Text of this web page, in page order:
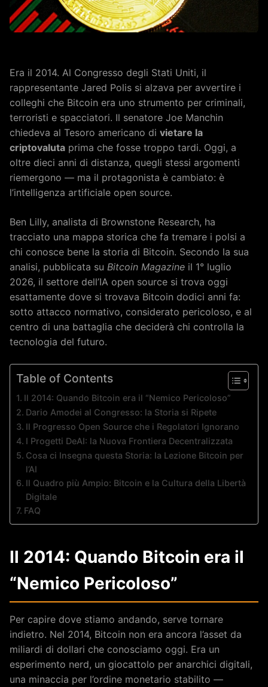
Era il 2014. Al Congresso degli Stati Uniti, il
rappresentante Jared Polis si alzava per avvertire i
colleghi che Bitcoin era uno strumento per criminali,
terroristi e spacciatori. Il senatore Joe Manchin
chiedeva al Tesoro americano di vietare la
criptovaluta prima che fosse troppo tardi. Oggi, a
oltre dieci anni di distanza, quegli stessi argomenti
riemergono — ma il protagonista è cambiato: è
l’intelligenza artificiale open source.
Ben Lilly, analista di Brownstone Research, ha
tracciato una mappa storica che fa tremare i polsi a
chi conosce bene la storia di Bitcoin. Secondo la sua
analisi, pubblicata su Bitcoin Magazine il 1° luglio
2026, il settore dell’IA open source si trova oggi
esattamente dove si trovava Bitcoin dodici anni fa:
sotto attacco normativo, considerato pericoloso, e al
centro di una battaglia che deciderà chi controlla la
tecnologia del futuro.
Table of Contents
Il 2014: Quando Bitcoin era il “Nemico Pericoloso”
Dario Amodei al Congresso: la Storia si Ripete
Il Progresso Open Source che i Regolatori Ignorano
I Progetti DeAI: la Nuova Frontiera Decentralizzata
Cosa ci Insegna questa Storia: la Lezione Bitcoin per
l’AI
Il Quadro più Ampio: Bitcoin e la Cultura della Libertà
Digitale
FAQ
Il 2014: Quando Bitcoin era il
“Nemico Pericoloso”
Per capire dove stiamo andando, serve tornare
indietro. Nel 2014, Bitcoin non era ancora l’asset da
miliardi di dollari che conosciamo oggi. Era un
esperimento nerd, un giocattolo per anarchici digitali,
una minaccia per l’ordine monetario stabilito —